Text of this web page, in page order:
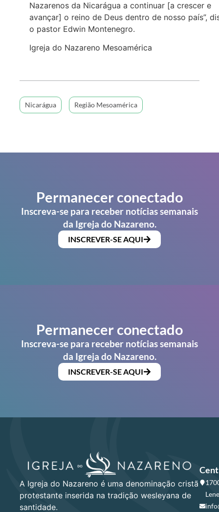
Nazarenos da Nicarágua a continuar [a crescer e
avançar] o reino de Deus dentro de nosso país”,
o pastor Edwin Montenegro.
Igreja do Nazareno Mesoamérica
Nicarágua Região Mesoamérica
Permanecer conectado
Inscreva-se para receber notícias semanais
da Igreja do Nazareno.
INSCREVER-SE AQUI
Permanecer conectado
Inscreva-se para receber notícias semanais
da Igreja do Nazareno.
INSCREVER-SE AQUI
A Igreja do Nazareno é uma denominação cristã
protestante inserida na tradição wesleyana de
santidade.